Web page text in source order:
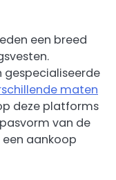
een breed
gespecialiseerde
maten
deze platforms
van de
aankoop